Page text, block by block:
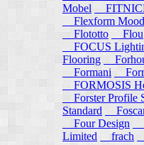
Mobel
Flexform Mood
Flototto
Flou
FOCUS
Flooring
Formani
FORMOSIS
Forster Profile
Standard
Four Design
Limited
frach